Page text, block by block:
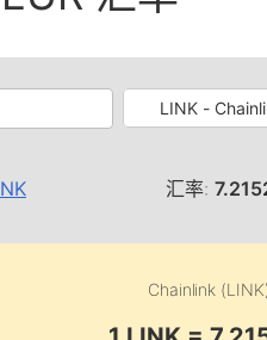
LINK -
汇率:
Chainlink (LINK)